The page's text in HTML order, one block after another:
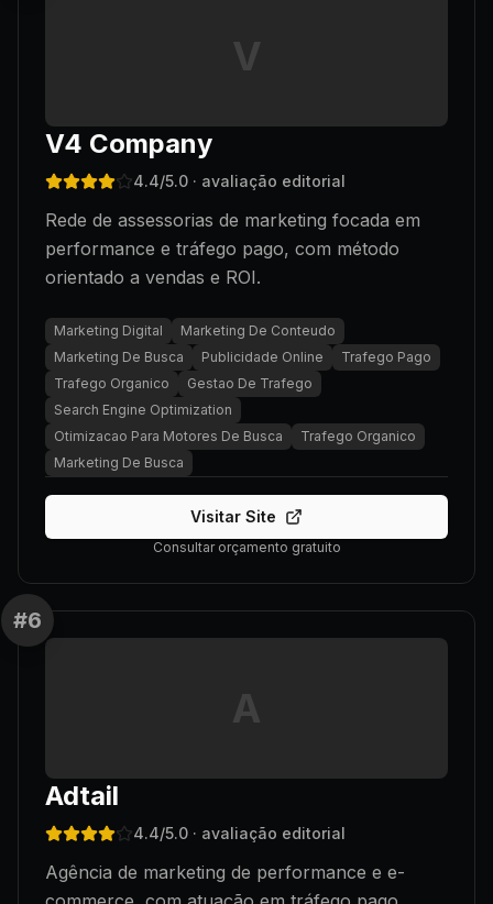
V
V4 Company
4.4/5.0 · avaliação editorial
Rede de assessorias de marketing focada em
performance e tráfego pago, com método
orientado a vendas e ROI.
Marketing Digital
Marketing De Conteudo
Marketing De Busca
Publicidade Online
Trafego Pago
Trafego Organico
Gestao De Trafego
Search Engine Optimization
Otimizacao Para Motores De Busca
Trafego Organico
Marketing De Busca
Visitar Site
Consultar orçamento gratuito
#6
A
Adtail
4.4/5.0 · avaliação editorial
Agência de marketing de performance e e-